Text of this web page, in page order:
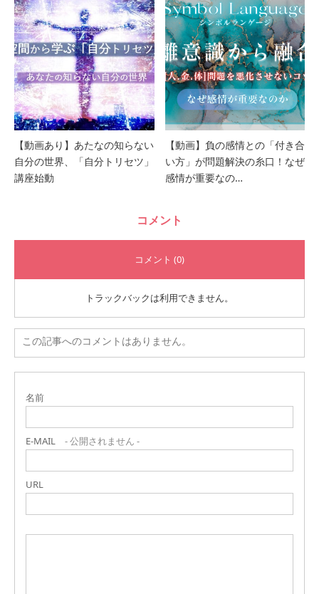
【動画あり】あたなの知らない
自分の世界、「自分トリセツ」
講座始動
【動画】負の感情との「付き合
い方」が問題解決の糸口！なぜ
感情が重要なの…
コメント
コメント (0)
トラックバックは利用できません。
この記事へのコメントはありません。
名前
E-MAIL - 公開されません -
URL